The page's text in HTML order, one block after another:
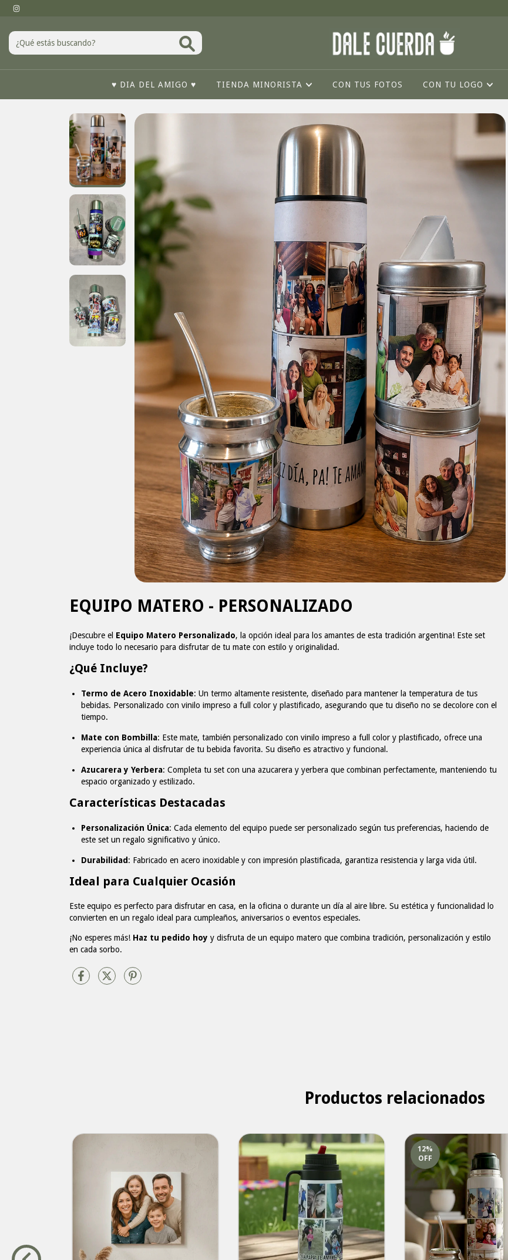
♥ DIA DEL AMIGO ♥ TIENDA MINORISTA CON TUS FOTOS CON TU LOGO
EQUIPO MATERO - PERSONALIZADO
¡Descubre el Equipo Matero Personalizado, la opción ideal para los amantes de esta tradición argentina! Este set
incluye todo lo necesario para disfrutar de tu mate con estilo y originalidad.
¿Qué Incluye?
Termo de Acero Inoxidable: Un termo altamente resistente, diseñado para mantener la temperatura de tus
bebidas. Personalizado con vinilo impreso a full color y plastificado, asegurando que tu diseño no se decolore con el
tiempo.
Mate con Bombilla: Este mate, también personalizado con vinilo impreso a full color y plastificado, ofrece una
experiencia única al disfrutar de tu bebida favorita. Su diseño es atractivo y funcional.
Azucarera y Yerbera: Completa tu set con una azucarera y yerbera que combinan perfectamente, manteniendo tu
espacio organizado y estilizado.
Características Destacadas
Personalización Única: Cada elemento del equipo puede ser personalizado según tus preferencias, haciendo de
este set un regalo significativo y único.
Durabilidad : Fabricado en acero inoxidable y con impresión plastificada, garantiza resistencia y larga vida útil.
Ideal para Cualquier Ocasión
Este equipo es perfecto para disfrutar en casa, en la oficina o durante un día al aire libre. Su estética y funcionalidad lo
convierten en un regalo ideal para cumpleaños, aniversarios o eventos especiales.
¡No esperes más! Haz tu pedido hoy y disfruta de un equipo matero que combina tradición, personalización y estilo
en cada sorbo.
Productos relacionados
12%
OFF